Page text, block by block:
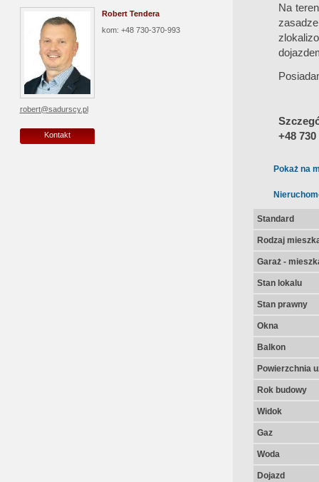
Robert Tendera
kom: +48 730-370-993
robert@sadurscy.pl
Kontakt
Na
+48 730
Pokaż na
Standard
Rodzaj
Garaż -
Stan lokalu
Stan prawny
Okna
Balkon
Powierzchnia
Rok budowy
Widok
Gaz
Woda
Dojazd